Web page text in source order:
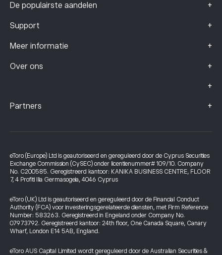
De populairste aandelen +
Support +
Meer informatie +
Over ons +
+
Partners +
eToro (Europe) Ltd is geautoriseerd en gereguleerd door de Cyprus Securities
Exchange Commission (CySEC) onder licentienummer# 109/10. Company
No. C200585. Geregistreerd kantoor: KANIKA BUSINESS CENTRE, FLOOR
7, 4 Profiti Ilia Germasogeia, 4046 Cyprus
eToro (UK) Ltd is geautoriseerd en gereguleerd door de Financial Conduct
Authority (FCA) voor investeringsgerelateerde diensten, met Firm Reference
Number: 583263. Geregistreerd in Engeland onder Company No.
07973792. Geregistreerd kantoor: 24th floor, One Canada Square, Canary
Wharf, London E14 5AB, England.
eToro AUS Capital Limited wordt gereguleerd door de Australian Securities &